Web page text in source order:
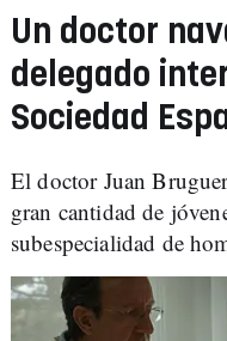
Un doctor
delegado
Sociedad
El doctor Juan
gran cantidad de
subespecialidad de